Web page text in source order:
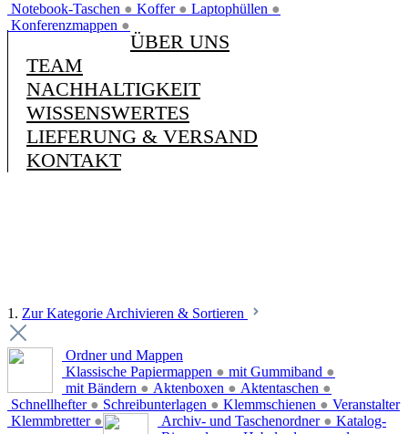
Notebook-Taschen ● Koffer ● Laptophüllen ●
Konferenzmappen ●
ÜBER UNS
TEAM
NACHHALTIGKEIT
WISSENSWERTES
LIEFERUNG & VERSAND
KONTAKT
1. Zur Kategorie Archivieren & Sortieren
Ordner und Mappen
Klassische Papiermappen ● mit Gummiband ●
mit Bändern ● Aktenboxen ● Aktentaschen ●
Schnellhefter ● Schreibunterlagen ● Klemmschienen ●
Klemmbretter ●
Veranstalter
Archiv- und Taschenordner ● Katalog-